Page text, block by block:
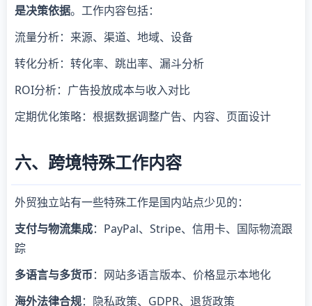
是决策依据。工作内容包括：
流量分析：来源、渠道、地域、设备
转化分析：转化率、跳出率、漏斗分析
ROI分析：广告投放成本与收入对比
定期优化策略：根据数据调整广告、内容、页面设计
六、跨境特殊工作内容
外贸独立站有一些特殊工作是国内站点少见的：
支付与物流集成：PayPal、Stripe、信用卡、国际物流跟
踪
多语言与多货币：网站多语言版本、价格显示本地化
海外法律合规：隐私政策、GDPR、退货政策